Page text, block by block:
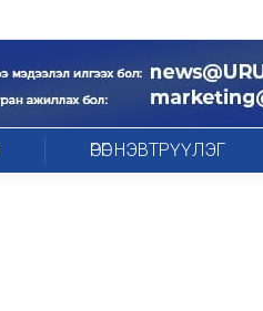
ӨРӨГ НЭВТРҮҮЛЭГ